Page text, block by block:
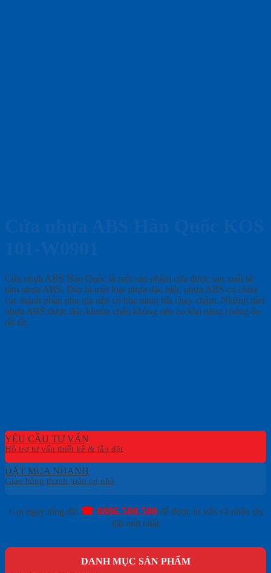
Cửa nhựa ABS Hàn Quốc là một sản phẩm cửa được sản xuất từ
tấm nhựa ABS. Đây là một loại nhựa đặc biệt, nhựa ABS có chứa
các thành phần phụ gia nên có khả năng bắt chạy chậm. Những tấm
nhựa ABS được đúc khuôn chân không nên có khả năng chống ồn
rất tốt.
YÊU CẦU TƯ VẤN
ĐẶT MUA NHANH
Gọi ngay tổng đài ☎ 0886.500.500để được tư vấn và nhận ưu
đãi mới nhất
DANH MỤC SẢN PHẨM